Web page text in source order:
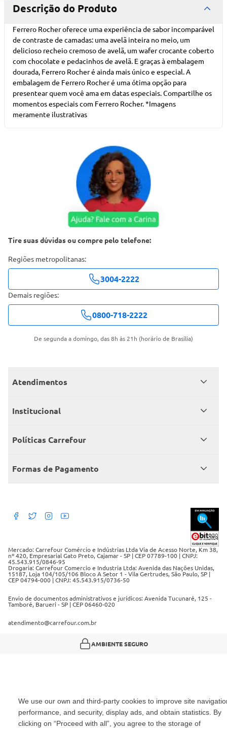
We use our own and third-party cookies to improve site
performance, and security, display ads, and obtain statistics. By
clicking on “Proceed with all”, you agree to the storage of
Descrição do Produto
Ferrero Rocher oferece uma experiência de sabor incomparável
de contraste de camadas: uma avelã inteira no meio, um
delicioso recheio cremoso de avelã, um wafer crocante coberto
com chocolate e pedacinhos de avelã. E graças à embalagem
dourada, Ferrero Rocher é ainda mais único e especial. A
embalagem de Ferrero Rocher é uma ótima opção para
presentear quem você ama em datas especiais. Compartilhe os
momentos especiais com Ferrero Rocher. *Imagens
meramente ilustrativas
Tire suas dúvidas ou compre pelo telefone:
Regiões metropolitanas:
3004-2222
Demais regiões:
0800-718-2222
De segunda a domingo, das 8h às 21h (horário de Brasília)
Atendimentos
Meus pedidos
Consumidor.gov
Institucional
Grupo Carrefour Brasil
Produtos Carrefour
Políticas Carrefour
Políticas de entregas
Políticas de trocas e devoluções
Formas de Pagamento
Débito Bancário
Mercado: Carrefour Comércio e Indústrias Ltda Via de Acesso Norte, Km 38,
nº 420, Empresarial Gato Preto, Cajamar - SP | CEP 07789-100 | CNPJ:
45.543.915/0846-95
Drogaria: Carrefour Comercio e Industria Ltda: Avenida das Nações Unidas,
15187, Loja 104/105/106 Bloco A Setor 1 - Vila Gertrudes, São Paulo, SP |
CEP 04794-000 | CNPJ: 45.543.915/0736-50
Envio de documentos administrativos e jurídicos: Avenida Tucunaré, 125 -
Tamboré, Barueri - SP | CEP 06460-020
atendimento@carrefour.com.br
AMBIENTE SEGURO